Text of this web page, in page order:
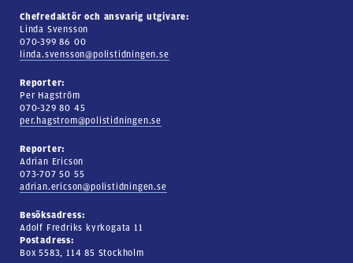
Chefredaktör och ansvarig utgivare:
Linda Svensson
070-399 86 00
linda.svensson@polistidningen.se
Reporter:
Per Hagström
070-329 80 45
per.hagstrom@polistidningen.se
Reporter:
Adrian Ericson
073-707 50 55
adrian.ericson@polistidningen.se
Besöksadress:
Adolf Fredriks kyrkogata 11
Postadress:
Box 5583, 114 85 Stockholm